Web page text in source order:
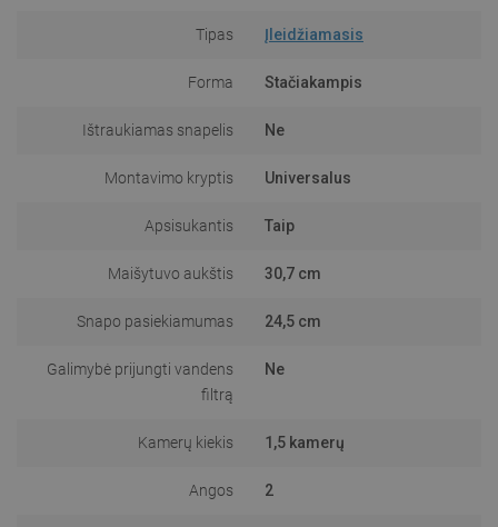
Tipas Įleidžiamasis
Forma Stačiakampis
Ištraukiamas snapelis Ne
Montavimo kryptis Universalus
Apsisukantis Taip
Maišytuvo aukštis 30,7 cm
Snapo pasiekiamumas 24,5 cm
Galimybė prijungti vandens
filtrą
Ne
Kamerų kiekis 1,5 kamerų
Angos 2